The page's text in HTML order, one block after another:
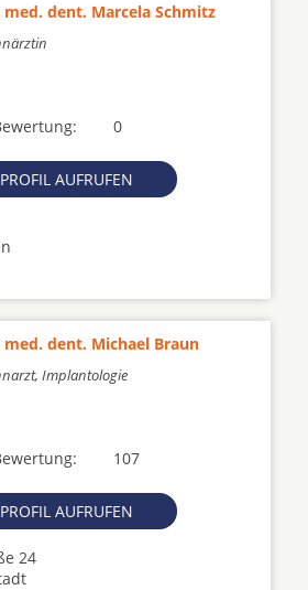
med. dent. Marcela Schmitz
0
PROFIL AUFRUFEN
med. dent. Michael Braun
Implantologie
107
PROFIL AUFRUFEN
24